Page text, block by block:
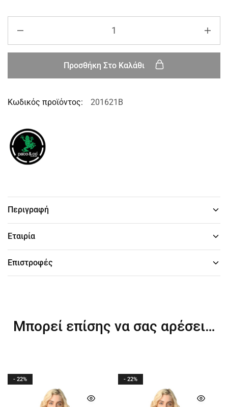
Προσθήκη Στο Καλάθι
Κωδικός προϊόντος: 201621B
Περιγραφή
Εταιρία
Επιστροφές
Μπορεί επίσης να σας αρέσει…
- 22% - 22%